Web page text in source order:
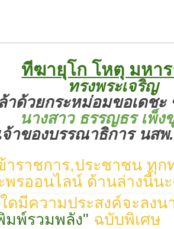
ทีฆายุโก โหตุ มหา
ทรงพระเจริญ
าด้วยกระหม่อมขอเดชะ
นางสาว ธรรญธร เพ็ง
จ้าของบรรณาธิการ นส
ราชการ,ประชาชน ทุก
พรออนไลน์ ด้านล่างนี้น
ดมีความประสงค์จะลงน
มพ์รวมพลัง" ฉบับพิเศษ